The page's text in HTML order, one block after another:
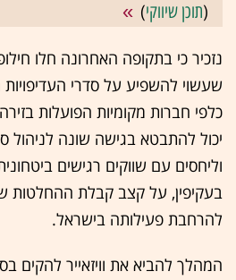
(תוכן שיווקי)
נזכיר כי בתקופה האחרונה חלו
שעשוי להשפיע על סדרי העדיפויות
כלפי חברות מקומיות הפועלות
יכול להתבטא בגישה שונה לניהול
וליחסים עם שווקים רגישים
בעקיפין, על קצב קבלת ההחלטות
להרחבת פעילותה בישראל.
המהלך להביא את וויזאייר להקים